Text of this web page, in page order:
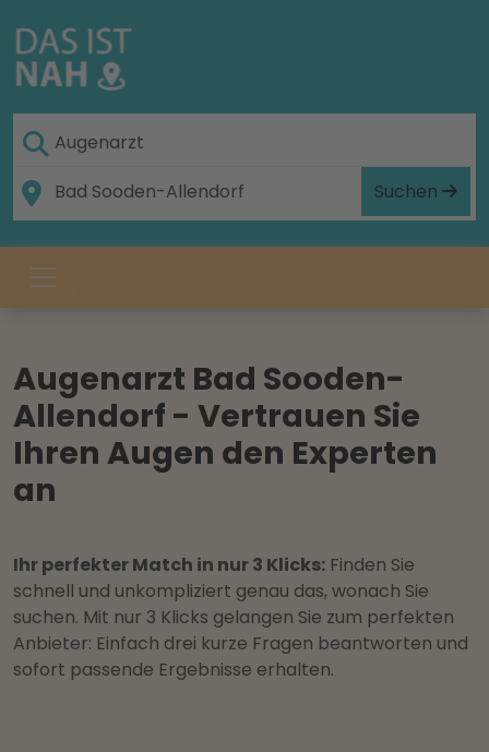
Suchen
Augenarzt Bad Sooden-
Allendorf - Vertrauen Sie
Ihren Augen den Experten
an
Ihr perfekter Match in nur 3 Klicks: Finden Sie
schnell und unkompliziert genau das, wonach Sie
suchen. Mit nur 3 Klicks gelangen Sie zum perfekten
Anbieter: Einfach drei kurze Fragen beantworten und
sofort passende Ergebnisse erhalten.